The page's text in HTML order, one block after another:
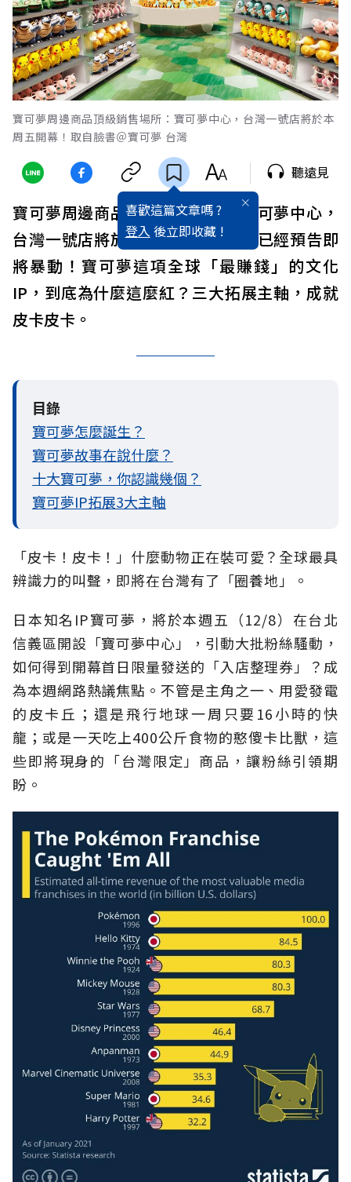
寶可夢周邊商品頂級銷售場所：寶可夢中心，台灣一號店將於本
周五開幕！取自臉書＠寶可夢 台灣
喜歡這篇文章嗎 ?
登入 後立即收藏 !
聽遠見
寶可夢周邊商品頂級銷售場所：寶可夢中心，
台灣一號店將於本週五開幕！網友已經預告即
將暴動！寶可夢這項全球「最賺錢」的文化
IP，到底為什麼這麼紅？三大拓展主軸，成就
皮卡皮卡。
目錄
寶可夢怎麼誕生？
寶可夢故事在說什麼？
十大寶可夢，你認識幾個？
寶可夢IP拓展3大主軸
「皮卡！皮卡！」什麼動物正在裝可愛？全球最具
辨識力的叫聲，即將在台灣有了「圈養地」。
日本知名IP寶可夢，將於本週五（12/8）在台北
信義區開設「寶可夢中心」，引動大批粉絲騷動，
如何得到開幕首日限量發送的「入店整理券」？成
為本週網路熱議焦點。不管是主角之一、用愛發電
的皮卡丘；還是飛行地球一周只要16小時的快
龍；或是一天吃上400公斤食物的憨傻卡比獸，這
些即將現身的「台灣限定」商品，讓粉絲引領期
盼。